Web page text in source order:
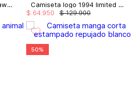
Camiseta estampada strawberries
Camiseta logo 1994 limited edition
$ 129.900
$ 64.950
50%